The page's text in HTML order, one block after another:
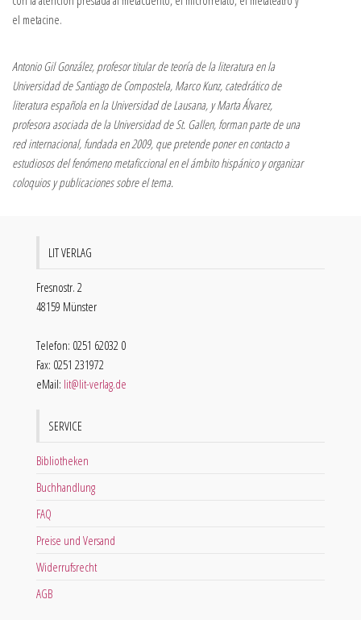
el metacine.
Antonio Gil González, profesor titular de teoría de la literatura en la
Universidad de Santiago de Compostela, Marco Kunz, catedrático de
literatura española en la Universidad de Lausana, y Marta Álvarez,
profesora asociada de la Universidad de St. Gallen, forman parte de una
red internacional, fundada en 2009, que pretende poner en contacto a
estudiosos del fenómeno metaficcional en el ámbito hispánico y organizar
coloquios y publicaciones sobre el tema.
LIT VERLAG
Fresnostr. 2
48159 Münster
Telefon: 0251 62032 0
Fax: 0251 231972
eMail: lit@lit-verlag.de
SERVICE
Bibliotheken
Buchhandlung
FAQ
Preise und Versand
Widerrufsrecht
AGB